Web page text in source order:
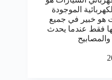
الموجودة
هو خبير في جميع
فقط عندما يحدث